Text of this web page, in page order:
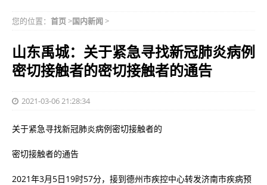
您的位置： 首页>国内新闻>
山东禹城：关于紧急寻找新冠肺炎病例
密切接触者的密切接触者的通告
2021-03-06 21:28:34
关于紧急寻找新冠肺炎病例密切接触者的
密切接触者的通告
2021年3月5日19时57分，接到德州市疾控中心转发济南市疾病预